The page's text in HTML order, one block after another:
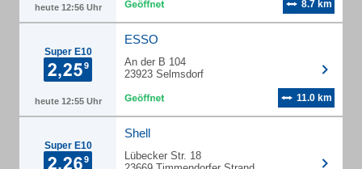
heute 12:56 Uhr 8.7 km
Super E10
heute 12:55 Uhr
ESSO
An der B 104
23923 Selmsdorf
11.0 km
Super E10
Shell
Lübecker Str. 18